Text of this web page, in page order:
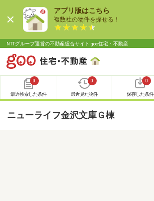
アプリ版はこちら
複数社の物件を探せる！
NTTグループ運営の不動産総合サイト goo住宅・不動産
0
最近検索した条件
0
最近見た物件
0
保存した条件
ニューライフ金沢文庫Ｇ棟